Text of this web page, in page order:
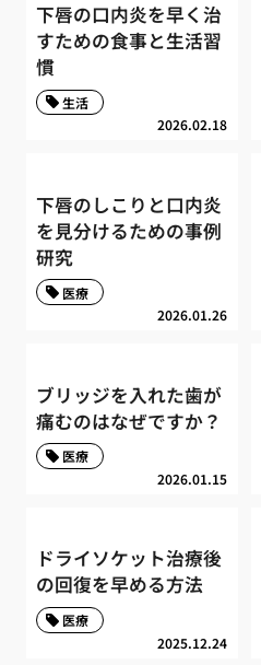
下唇の口内炎を早く治
すための食事と生活習
慣
2026.02.18
生活
下唇のしこりと口内炎
を見分けるための事例
研究
2026.01.26
医療
ブリッジを入れた歯が
痛むのはなぜですか？
2026.01.15
医療
ドライソケット治療後
の回復を早める方法
2025.12.24
医療